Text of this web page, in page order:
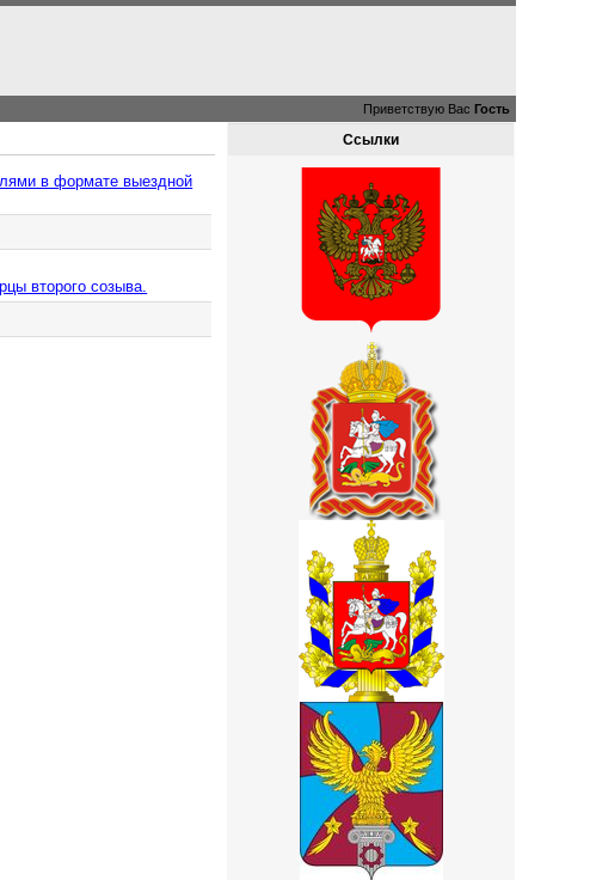
Приветствую Вас Гость
в формате выездной
второго созыва.
Ссылки